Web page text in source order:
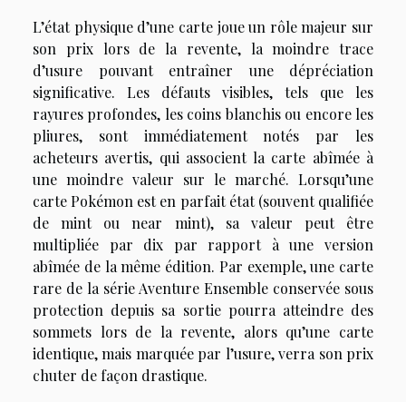
L’état physique d’une carte joue un rôle majeur sur
son prix lors de la revente, la moindre trace
d’usure pouvant entraîner une dépréciation
significative. Les défauts visibles, tels que les
rayures profondes, les coins blanchis ou encore les
pliures, sont immédiatement notés par les
acheteurs avertis, qui associent la carte abîmée à
une moindre valeur sur le marché. Lorsqu’une
carte Pokémon est en parfait état (souvent qualifiée
de mint ou near mint), sa valeur peut être
multipliée par dix par rapport à une version
abîmée de la même édition. Par exemple, une carte
rare de la série Aventure Ensemble conservée sous
protection depuis sa sortie pourra atteindre des
sommets lors de la revente, alors qu’une carte
identique, mais marquée par l’usure, verra son prix
chuter de façon drastique.